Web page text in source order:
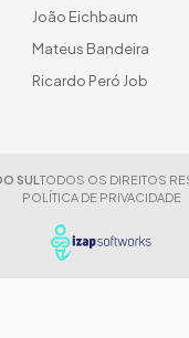
João Eichbaum
Mateus Bandeira
Ricardo Peró Job
SUL TODOS OS DIREITOS
POLÍTICA DE PRIVACIDADE